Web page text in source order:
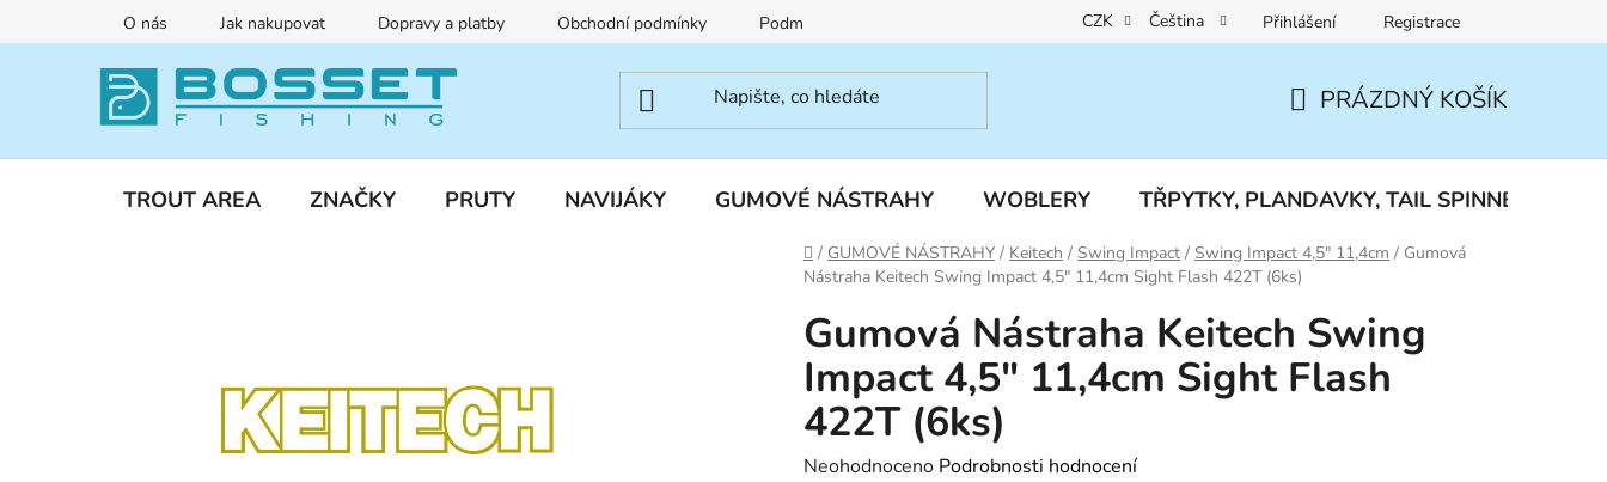
na
O nás Jak nakupovat Dopravy a platby Obchodní podmínky Podmínky ochrany osobních údajů Reklamace a vrácení zboží
CZK Čeština Přihlášení Registrace
KOŠÍK
PRÁZDNÝ KOŠÍK
TROUT AREA ZNAČKY PRUTY NAVIJÁKY GUMOVÉ NÁSTRAHY WOBLERY TŘPYTKY, PLANDAVKY, TAIL SPINNERY
Domů
/ GUMOVÉ NÁSTRAHY / Keitech / Swing Impact / Swing Impact 4,5" 11,4cm / Gumová
Nástraha Keitech Swing Impact 4,5" 11,4cm Sight Flash 422T (6ks)
Gumová Nástraha Keitech Swing
Impact 4,5" 11,4cm Sight Flash
422T (6ks)
Průměrné
Neohodnoceno Podrobnosti hodnocení